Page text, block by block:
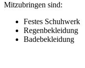
Mitzubringen sind:
Festes Schuhwerk
Regenbekleidung
Badebekleidung